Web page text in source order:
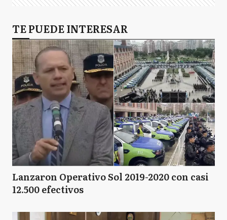
TE PUEDE INTERESAR
Lanzaron Operativo Sol 2019-2020 con casi
12.500 efectivos